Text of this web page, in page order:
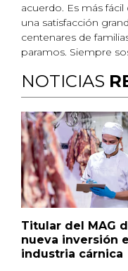
acuerdo. Es más
una satisfacción
centenares de
paramos. Siempre
NOTICIAS
Titular del MAG
nueva inversión
industria cárnica